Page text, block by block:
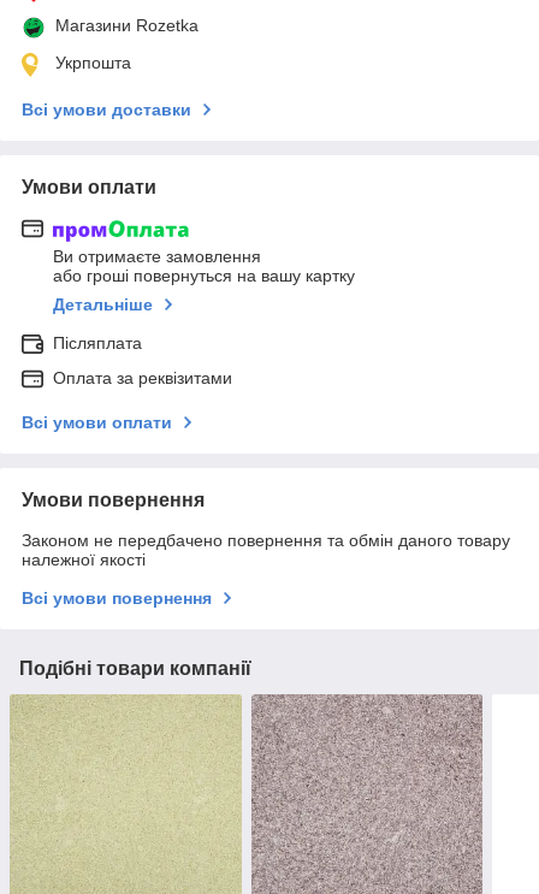
Магазини Rozetka
Укрпошта
Всі умови доставки
Умови оплати
Ви отримаєте замовлення
або гроші повернуться на вашу картку
Детальніше
Післяплата
Оплата за реквізитами
Всі умови оплати
Умови повернення
Законом не передбачено повернення та обмін даного товару
належної якості
Всі умови повернення
Подібні товари компанії